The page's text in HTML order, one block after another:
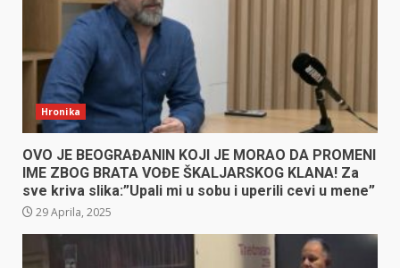
Hronika
OVO JE BEOGRAĐANIN KOJI JE MORAO DA PROMENI
IME ZBOG BRATA VOĐE ŠKALJARSKOG KLANA! Za
sve kriva slika:”Upali mi u sobu i uperili cevi u mene”
29 Aprila, 2025